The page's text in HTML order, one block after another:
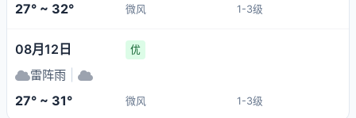
27° ~ 32° 微风 1-3级
08月12日 优
雷阵雨
27° ~ 31° 微风 1-3级